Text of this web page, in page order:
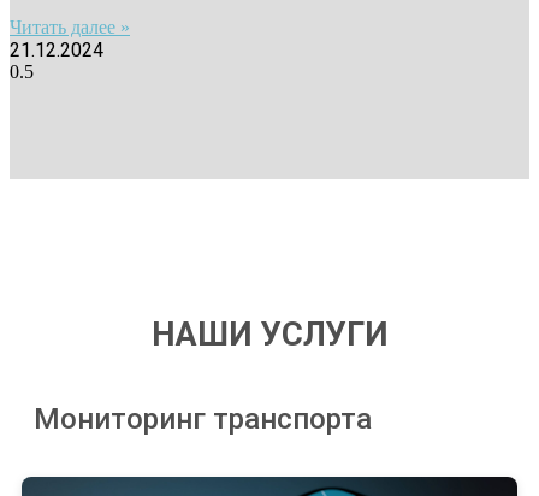
Читать далее »
21.12.2024
НАШИ УСЛУГИ
Мониторинг транспорта